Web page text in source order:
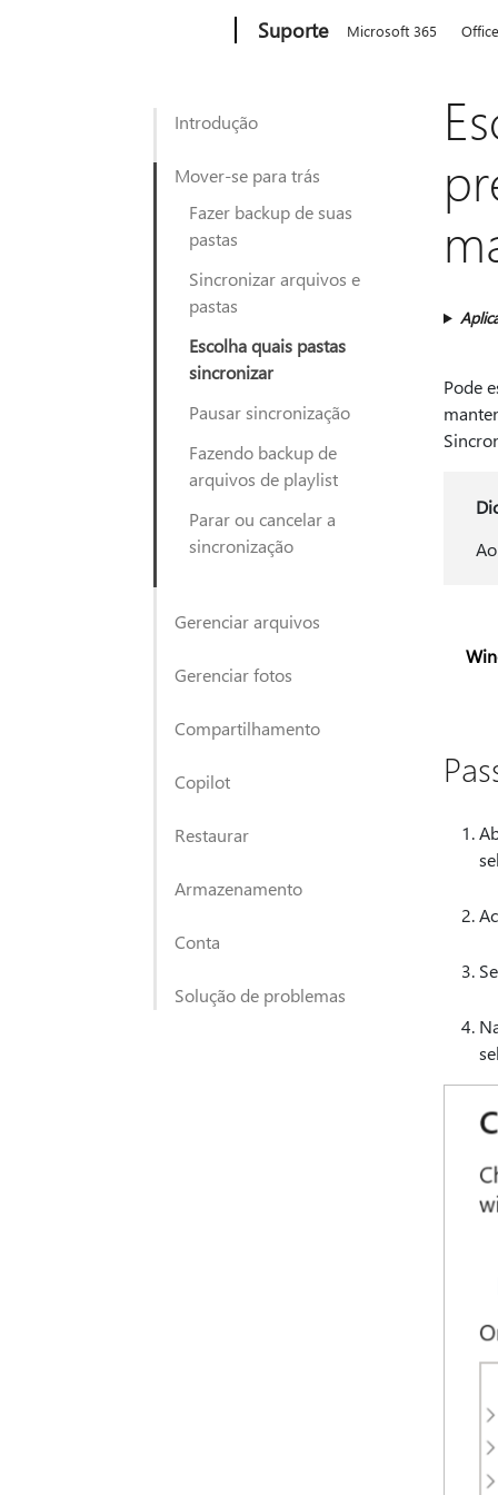
Suporte Microsoft 365
Introdução
Mover-se para trás
Fazer backup de suas
pastas
Sincronizar arquivos e
pastas
Escolha quais pastas
sincronizar
Pausar sincronização
Fazendo backup de
arquivos de playlist
Parar ou cancelar a
sincronização
Gerenciar arquivos
Gerenciar fotos
Compartilhamento
Copilot
Restaurar
Armazenamento
Conta
Solução de problemas
Pode